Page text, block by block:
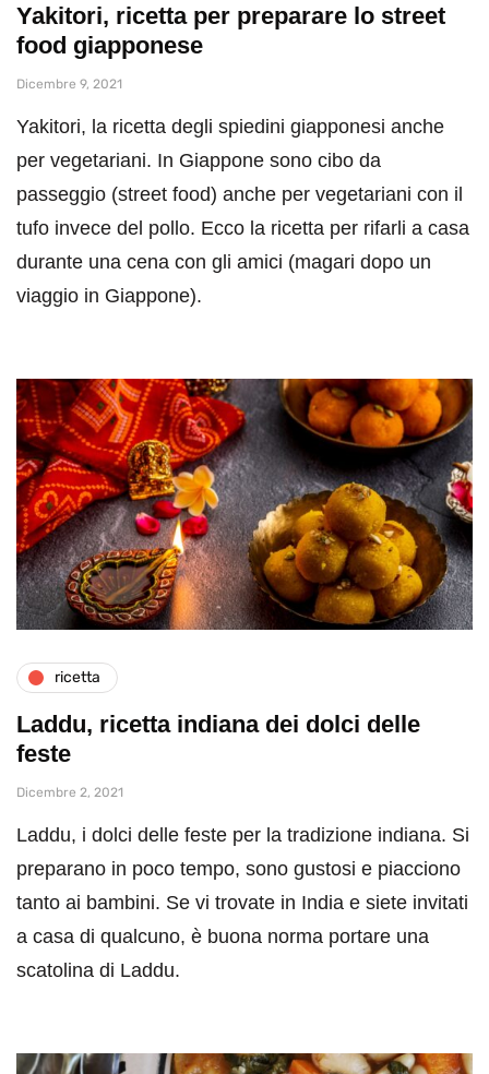
Yakitori, ricetta per preparare lo street
food giapponese
Dicembre 9, 2021
Yakitori, la ricetta degli spiedini giapponesi anche
per vegetariani. In Giappone sono cibo da
passeggio (street food) anche per vegetariani con il
tufo invece del pollo. Ecco la ricetta per rifarli a casa
durante una cena con gli amici (magari dopo un
viaggio in Giappone).
ricetta
Laddu, ricetta indiana dei dolci delle
feste
Dicembre 2, 2021
Laddu, i dolci delle feste per la tradizione indiana. Si
preparano in poco tempo, sono gustosi e piacciono
tanto ai bambini. Se vi trovate in India e siete invitati
a casa di qualcuno, è buona norma portare una
scatolina di Laddu.